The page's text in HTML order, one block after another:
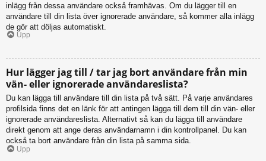
inlägg från dessa användare också framhävas. Om du lägger till en
användare till din lista över ignorerade användare, så kommer alla inlägg
de gör att döljas automatiskt.
Upp
Hur lägger jag till / tar jag bort användare från min
vän- eller ignorerade användareslista?
Du kan lägga till användare till din lista på två sätt. På varje användares
profilsida finns det en länk för att antingen lägga till dem till din vän- eller
ignorerade användareslista. Alternativt så kan du lägga till användare
direkt genom att ange deras användarnamn i din kontrollpanel. Du kan
också ta bort användare från din lista på samma sida.
Upp